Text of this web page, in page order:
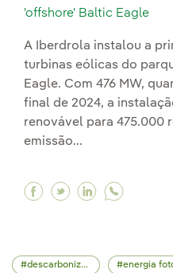
'offshore' Baltic Eagle
A Iberdrola instalou a
turbinas eólicas do
Eagle. Com 476 MW,
final de 2024, a
renovável para 475.000
emissão...
Facebook
TwitterLinkedin
descarbonização energia